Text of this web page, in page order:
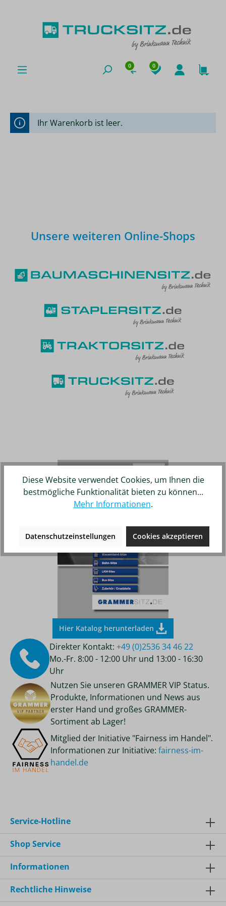
0 0
Ihr Warenkorb ist leer.
Unsere weiteren Online-Shops
Hier Katalog herunterladen
Direkter Kontakt:+49 (0)2536 34 46 22
Mo.-Fr. 8:00 - 12:00 Uhr und 13:00 - 16:30
Uhr
Nutzen Sie unseren GRAMMER VIP Status.
Produkte, Informationen und News aus
erster Hand und großes GRAMMER-
Sortiment ab Lager!
Mitglied der Initiative "Fairness im Handel".
Informationen zur Initiative: fairness-im-
handel.de
Service-Hotline
Shop Service
Informationen
Rechtliche Hinweise
Diese Website verwendet Cookies, um Ihnen die
bestmögliche Funktionalität bieten zu können...
Mehr Informationen.
Datenschutzeinstellungen Cookies akzeptieren